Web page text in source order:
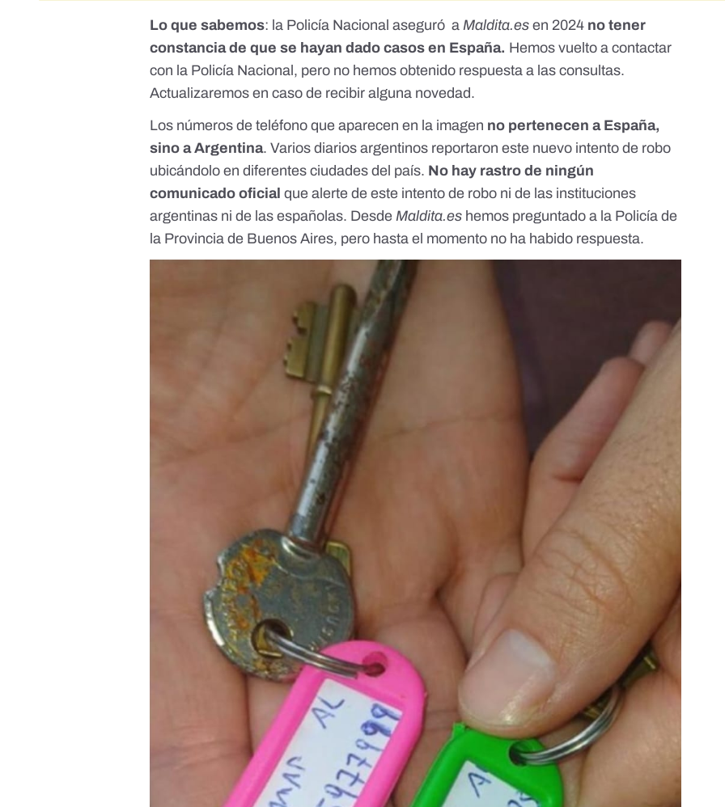
Lo que sabemos: la Policía Nacional aseguró aMaldita.es en 2024 no tener
constancia de que se hayan dado casos en España. Hemos vuelto a contactar
con la Policía Nacional, pero no hemos obtenido respuesta a las consultas.
Actualizaremos en caso de recibir alguna novedad.
Los números de teléfono que aparecen en la imagen no pertenecen a España,
sino a Argentina. Varios diarios argentinos reportaron este nuevo intento de robo
ubicándolo en diferentes ciudades del país. No hay rastro de ningún
comunicado oficial que alerte de este intento de robo ni de las instituciones
argentinas ni de las españolas. DesdeMaldita.es hemos preguntado a la Policía de
la Provincia de Buenos Aires, pero hasta el momento no ha habido respuesta.